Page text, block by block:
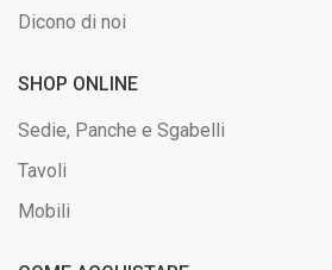
Dicono di noi
SHOP ONLINE
Sedie, Panche e Sgabelli
Tavoli
Mobili